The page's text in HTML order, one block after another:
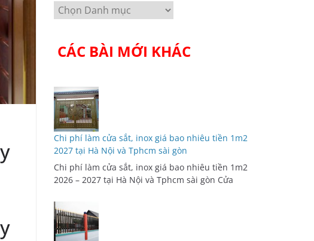
CÁC BÀI MỚI KHÁC
Chi phí làm cửa sắt, inox giá bao nhiêu tiền 1m2
2027 tại Hà Nội và Tphcm sài gòn
Chi phí làm cửa sắt, inox giá bao nhiêu tiền 1m2
2026 – 2027 tại Hà Nội và Tphcm sài gòn Cửa